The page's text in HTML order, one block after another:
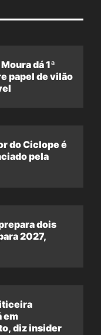
dá 1ª
papel de vilão
do Ciclope é
pela
dois
2027,
em
diz insider